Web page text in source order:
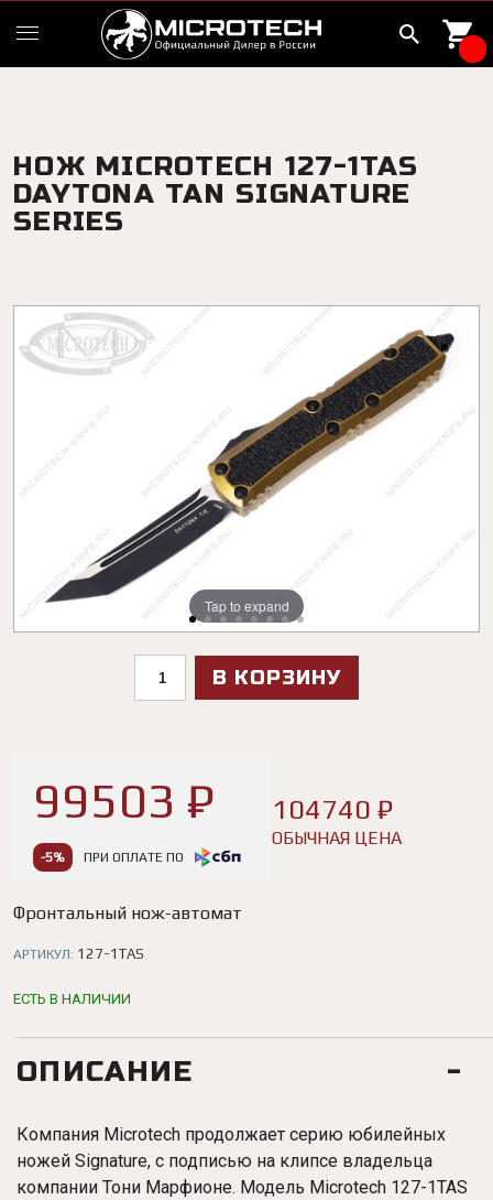
НОЖ MICROTECH 127-1TAS
DAYTONA TAN SIGNATURE
SERIES
Tap to expand
Tap to expand
Tap to expand
Tap to expand
Tap to expand
Tap to expand
Tap to expand
Tap to expand
В КОРЗИНУ
99503 ₽
-5% ПРИ ОПЛАТЕ ПО
104740 ₽
ОБЫЧНАЯ ЦЕНА
Фронтальный нож-автомат
АРТИКУЛ: 127-1TAS
ЕСТЬ В НАЛИЧИИ
ОПИСАНИЕ
Компания Microtech продолжает серию юбилейных
ножей Signature, с подписью на клипсе владельца
компании Тони Марфионе. Модель Microtech 127-1TAS